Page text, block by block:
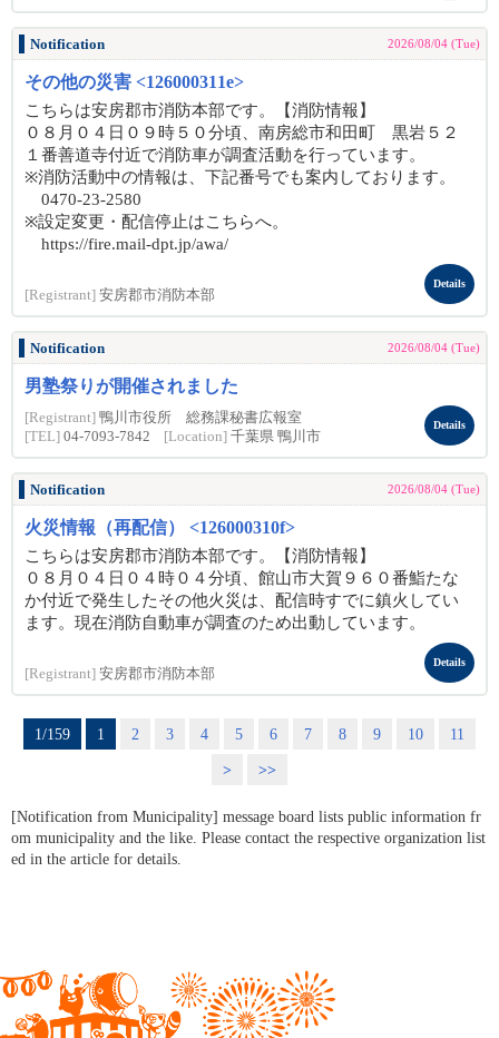
Notification 2026/08/04 (Tue)
その他の災害 <126000311e>
こちらは安房郡市消防本部です。【消防情報】
０８月０４日０９時５０分頃、南房総市和田町 黒岩５２
１番善道寺付近で消防車が調査活動を行っています。
※消防活動中の情報は、下記番号でも案内しております。
0470-23-2580
※設定変更・配信停止はこちらへ。
https://fire.mail-dpt.jp/awa/
[Registrant] 安房郡市消防本部
Details
Notification 2026/08/04 (Tue)
男塾祭りが開催されました
[Registrant] 鴨川市役所 総務課秘書広報室
[TEL] 04-7093-7842 [Location] 千葉県 鴨川市
Details
Notification 2026/08/04 (Tue)
火災情報（再配信） <126000310f>
こちらは安房郡市消防本部です。【消防情報】
０８月０４日０４時０４分頃、館山市大賀９６０番鮨たな
か付近で発生したその他火災は、配信時すでに鎮火してい
ます。現在消防自動車が調査のため出動しています。
[Registrant] 安房郡市消防本部
Details
1/159 1 2 3 4 5 6 7 8 9 10
11
>
>>
[Notification from Municipality] message board lists public information fr
om municipality and the like. Please contact the respective organization list
ed in the article for details.